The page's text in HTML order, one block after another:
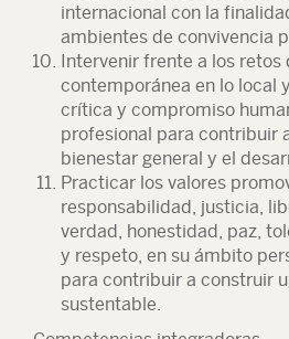
internacional con la
ambientes de convivencia
Intervenir frente a los retos
contemporánea en lo local
crítica y compromiso
profesional para contribuir
bienestar general y el
Practicar los valores
responsabilidad, justicia,
verdad, honestidad, paz,
y respeto, en su ámbito
para contribuir a construir
sustentable.